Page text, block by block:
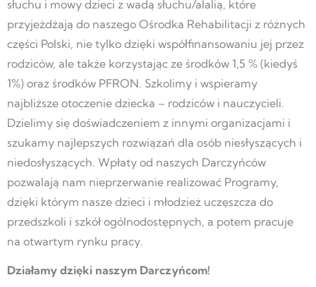
słuchu i mowy dzieci z wadą słuchu/alalią, które
przyjeżdżają do naszego Ośrodka Rehabilitacji z różnych
części Polski, nie tylko dzięki współfinansowaniu jej przez
rodziców, ale także korzystając ze środków 1,5 % (kiedyś
1%) oraz środków PFRON. Szkolimy i wspieramy
najbliższe otoczenie dziecka – rodziców i nauczycieli.
Dzielimy się doświadczeniem z innymi organizacjami i
szukamy najlepszych rozwiązań dla osób niesłyszących i
niedosłyszących. Wpłaty od naszych Darczyńców
pozwalają nam nieprzerwanie realizować Programy,
dzięki którym nasze dzieci i młodzież uczęszcza do
przedszkoli i szkół ogólnodostępnych, a potem pracuje
na otwartym rynku pracy.
Działamy dzięki naszym Darczyńcom!